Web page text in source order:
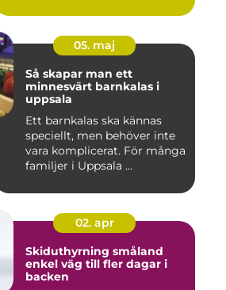
05. maj
Så skapar man ett
minnesvärt barnkalas i
uppsala
Ett barnkalas ska kännas
speciellt, men behöver inte
vara komplicerat. För många
familjer i Uppsala ...
02. apr
Skiduthyrning småland
enkel väg till fler dagar i
backen